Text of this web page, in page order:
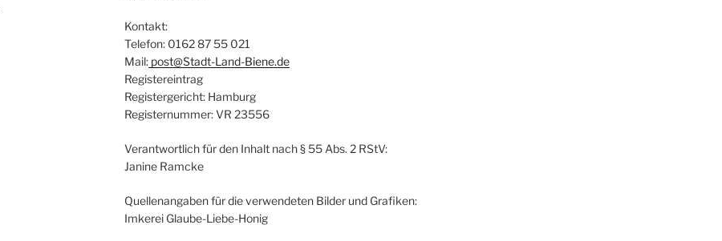
Kontakt:
Telefon: 0162 87 55 021
Mail:post@Stadt-Land-Biene.de
Registereintrag
Registergericht: Hamburg
Registernummer: VR 23556
Verantwortlich für den Inhalt nach § 55 Abs. 2 RStV:
Janine Ramcke
Quellenangaben für die verwendeten Bilder und Grafiken:
Imkerei Glaube-Liebe-Honig